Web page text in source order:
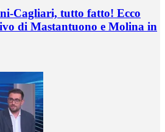
Cagliari, tutto fatto! Ecco
di Mastantuono e Molina in